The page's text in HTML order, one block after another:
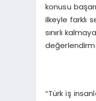
konusu
ilkeyle farklı
sınırlı
“Türk iş